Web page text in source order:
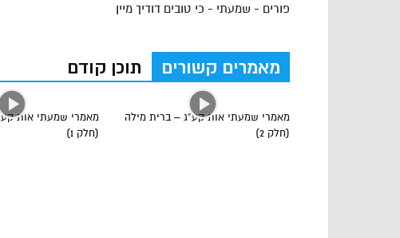
פורים - שמעתי - כי טובים דודיך מיין
מאמרים קשורים תוכן קודם
מאמרי שמעתי אות
(חלק 1)
מאמרי שמעתי אות קע”ג – ברית מילה
(חלק 2)